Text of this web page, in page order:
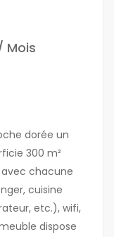
Mois
dorée un
300 m²
chacune
cuisine
etc.), wifi,
dispose